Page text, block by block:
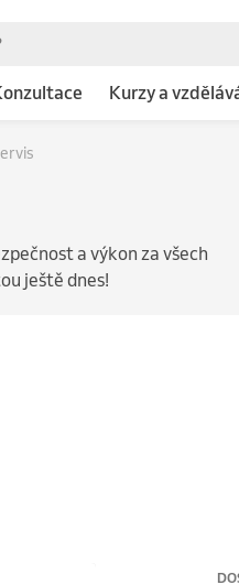
Kurzy a
a výkon za všech
ještě dnes!